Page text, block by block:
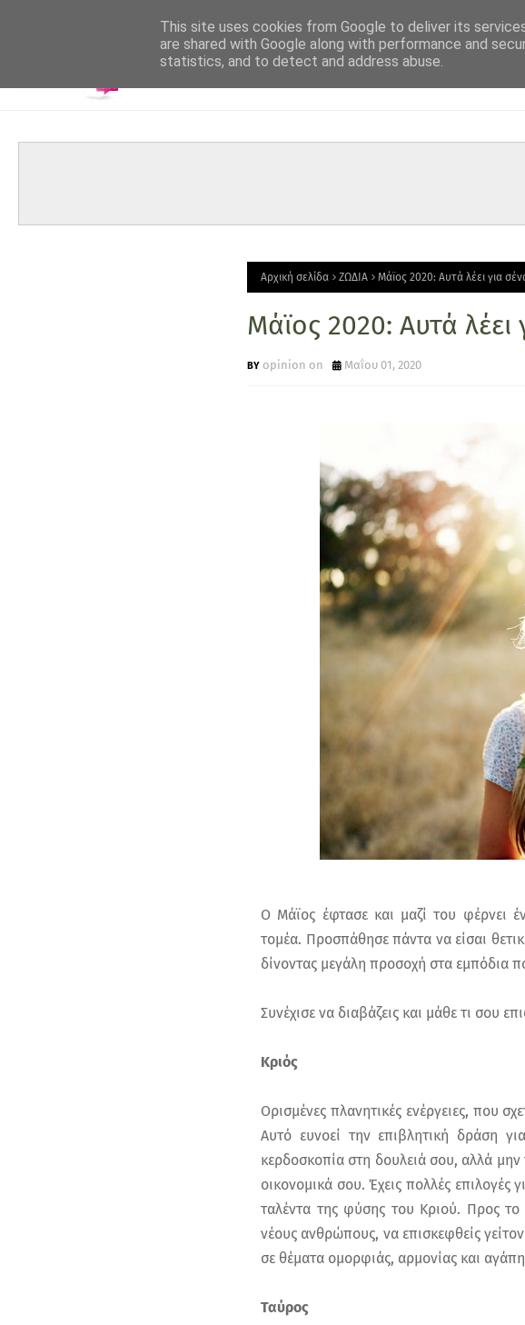
Αρχική σελίδα ΖΩΔΙΑ Μάϊος 2020: Αυτά λέει για
Μάϊος 2020: Αυτά
opinion on Μαΐου 01, 2020
Ο Μάϊος έφτασε και μαζί του φέρνει
τομέα. Προσπάθησε πάντα να είσαι
δίνοντας μεγάλη προσοχή στα εμπόδια
Συνέχισε να διαβάζεις και μάθε τι σου
Κριός
Ορισμένες πλανητικές ενέργειες, που
Αυτό ευνοεί την επιβλητική δράση
κερδοσκοπία στη δουλειά σου, αλλά μην
οικονομικά σου. Έχεις πολλές επιλογές
ταλέντα της φύσης του Κριού. Προς το
νέους ανθρώπους, να επισκεφθείς
σε θέματα ομορφιάς, αρμονίας και
Ταύρος
This site uses cookies from Google to deliver its
are shared with Google along with performance and
statistics, and to detect and address abuse.